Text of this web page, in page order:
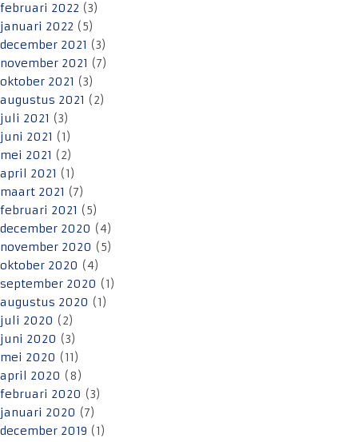
februari 2022 (3)
januari 2022 (5)
december 2021 (3)
november 2021 (7)
oktober 2021 (3)
augustus 2021 (2)
juli 2021 (3)
juni 2021 (1)
mei 2021 (2)
april 2021 (1)
maart 2021 (7)
februari 2021 (5)
december 2020 (4)
november 2020 (5)
oktober 2020 (4)
september 2020 (1)
augustus 2020 (1)
juli 2020 (2)
juni 2020 (3)
mei 2020 (11)
april 2020 (8)
februari 2020 (3)
januari 2020 (7)
december 2019 (1)